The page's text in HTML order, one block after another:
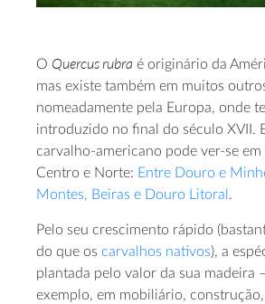
O Quercus rubra é originário da
mas existe também em muitos
nomeadamente pela Europa, onde
introduzido no final do século XVII.
carvalho-americano pode ver-se
Centro e Norte: Entre Douro e
Montes, Beiras e Douro Litoral .
Pelo seu crescimento rápido
do que os carvalhos nativos), a
plantada pelo valor da sua madeira
exemplo, em mobiliário,